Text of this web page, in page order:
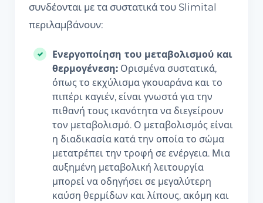
συνδέονται με τα συστατικά του Slimital
περιλαμβάνουν:
Ενεργοποίηση του μεταβολισμού και
θερμογένεση: Ορισμένα συστατικά,
όπως το εκχύλισμα γκουαράνα και το
πιπέρι καγιέν, είναι γνωστά για την
πιθανή τους ικανότητα να διεγείρουν
τον μεταβολισμό. Ο μεταβολισμός είναι
η διαδικασία κατά την οποία το σώμα
μετατρέπει την τροφή σε ενέργεια. Μια
αυξημένη μεταβολική λειτουργία
μπορεί να οδηγήσει σε μεγαλύτερη
καύση θερμίδων και λίπους, ακόμη και